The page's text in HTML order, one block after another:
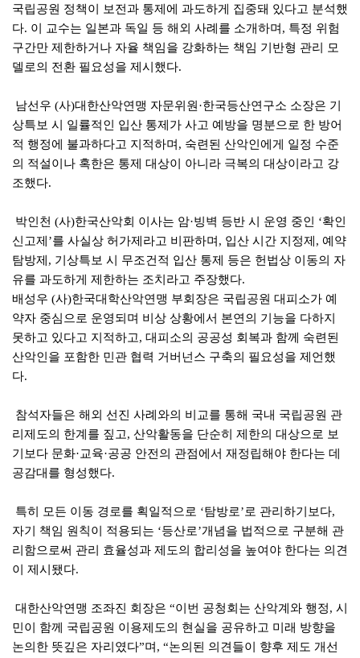
국립공원 정책이 보전과 통제에 과도하게 집중돼 있다고 분석했
다. 이 교수는 일본과 독일 등 해외 사례를 소개하며, 특정 위험
구간만 제한하거나 자율 책임을 강화하는 책임 기반형 관리 모
델로의 전환 필요성을 제시했다.
남선우 (사)대한산악연맹 자문위원·한국등산연구소 소장은 기
상특보 시 일률적인 입산 통제가 사고 예방을 명분으로 한 방어
적 행정에 불과하다고 지적하며, 숙련된 산악인에게 일정 수준
의 적설이나 혹한은 통제 대상이 아니라 극복의 대상이라고 강
조했다.
박인천 (사)한국산악회 이사는 암·빙벽 등반 시 운영 중인 ‘확인
신고제’를 사실상 허가제라고 비판하며, 입산 시간 지정제, 예약
탐방제, 기상특보 시 무조건적 입산 통제 등은 헌법상 이동의 자
유를 과도하게 제한하는 조치라고 주장했다.
배성우 (사)한국대학산악연맹 부회장은 국립공원 대피소가 예
약자 중심으로 운영되며 비상 상황에서 본연의 기능을 다하지
못하고 있다고 지적하고, 대피소의 공공성 회복과 함께 숙련된
산악인을 포함한 민관 협력 거버넌스 구축의 필요성을 제언했
다.
참석자들은 해외 선진 사례와의 비교를 통해 국내 국립공원 관
리제도의 한계를 짚고, 산악활동을 단순히 제한의 대상으로 보
기보다 문화·교육·공공 안전의 관점에서 재정립해야 한다는 데
공감대를 형성했다.
특히 모든 이동 경로를 획일적으로 ‘탐방로’로 관리하기보다,
자기 책임 원칙이 적용되는 ‘등산로’개념을 법적으로 구분해 관
리함으로써 관리 효율성과 제도의 합리성을 높여야 한다는 의견
이 제시됐다.
대한산악연맹 조좌진 회장은 “이번 공청회는 산악계와 행정, 시
민이 함께 국립공원 이용제도의 현실을 공유하고 미래 방향을
논의한 뜻깊은 자리였다”며, “논의된 의견들이 향후 제도 개선